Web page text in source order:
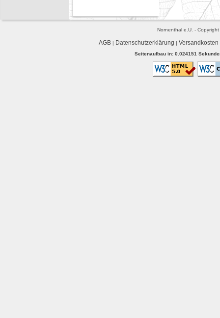
Nornenthal e.U. -
AGB| Datenschutzerklärung | Versandkosten
Seitenaufbau in: 0.024151